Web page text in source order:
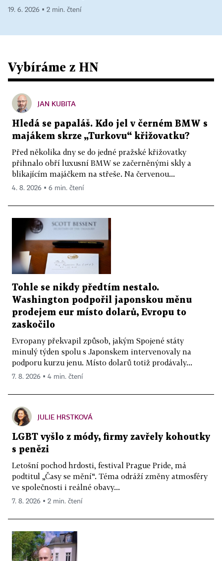
19. 6. 2026 ▪ 2 min. čtení
Vybíráme z HN
JAN KUBITA
Hledá se papaláš. Kdo jel v černém BMW s
majákem skrze „Turkovu“ křižovatku?
Před několika dny se do jedné pražské křižovatky
přihnalo obří luxusní BMW se začerněnými skly a
blikajícím majáčkem na střeše. Na červenou...
4. 8. 2026 ▪ 6 min. čtení
Tohle se nikdy předtím nestalo.
Washington podpořil japonskou měnu
prodejem eur místo dolarů, Evropu to
zaskočilo
Evropany překvapil způsob, jakým Spojené státy
minulý týden spolu s Japonskem intervenovaly na
podporu kurzu jenu. Místo dolarů totiž prodávaly...
7. 8. 2026 ▪ 4 min. čtení
JULIE HRSTKOVÁ
LGBT vyšlo z módy, firmy zavřely kohoutky
s penězi
Letošní pochod hrdosti, festival Prague Pride, má
podtitul „Časy se mění“. Téma odráží změny atmosféry
ve společnosti i reálné obavy...
7. 8. 2026 ▪ 2 min. čtení